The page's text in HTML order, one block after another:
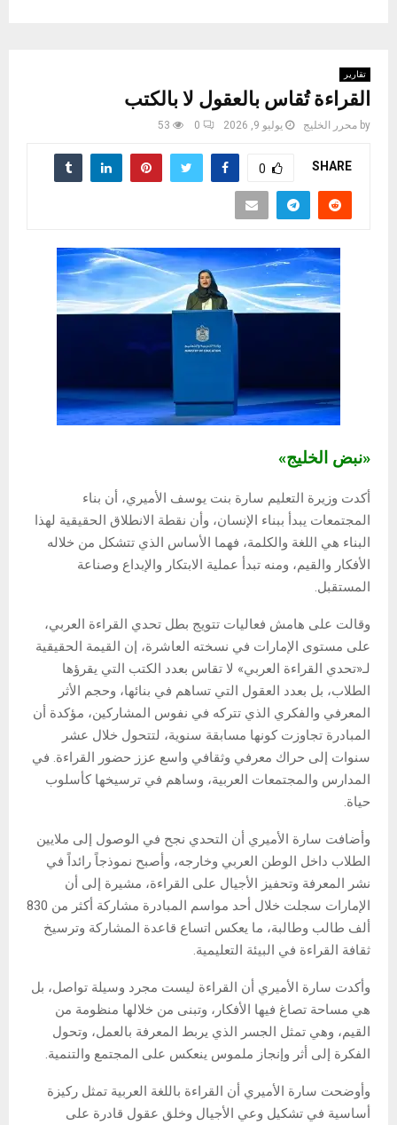
تقارير
القراءة تُقاس بالعقول لا بالكتب
by محرر الخليج يوليو 9, 2026 0
53
SHARE
0
«نبض الخليج»
أكدت وزيرة التعليم سارة بنت يوسف الأميري، أن بناء
المجتمعات يبدأ ببناء الإنسان، وأن نقطة الانطلاق الحقيقية لهذا
البناء هي اللغة والكلمة، فهما الأساس الذي تتشكل من خلاله
الأفكار والقيم، ومنه تبدأ عملية الابتكار والإبداع وصناعة
المستقبل.
وقالت على هامش فعاليات تتويج بطل تحدي القراءة العربي،
على مستوى الإمارات في نسخته العاشرة، إن القيمة الحقيقية
لـ«تحدي القراءة العربي» لا تقاس بعدد الكتب التي يقرؤها
الطلاب، بل بعدد العقول التي تساهم في بنائها، وحجم الأثر
المعرفي والفكري الذي تتركه في نفوس المشاركين، مؤكدة أن
المبادرة تجاوزت كونها مسابقة سنوية، لتتحول خلال عشر
سنوات إلى حراك معرفي وثقافي واسع عزز حضور القراءة. في
المدارس والمجتمعات العربية، وساهم في ترسيخها كأسلوب
حياة.
وأضافت سارة الأميري أن التحدي نجح في الوصول إلى ملايين
الطلاب داخل الوطن العربي وخارجه، وأصبح نموذجاً رائداً في
نشر المعرفة وتحفيز الأجيال على القراءة، مشيرة إلى أن
الإمارات سجلت خلال أحد مواسم المبادرة مشاركة أكثر من 830
ألف طالب وطالبة، ما يعكس اتساع قاعدة المشاركة وترسيخ
ثقافة القراءة في البيئة التعليمية.
وأكدت سارة الأميري أن القراءة ليست مجرد وسيلة تواصل، بل
هي مساحة تصاغ فيها الأفكار، وتبنى من خلالها منظومة من
القيم، وهي تمثل الجسر الذي يربط المعرفة بالعمل، وتحول
الفكرة إلى أثر وإنجاز ملموس ينعكس على المجتمع والتنمية.
وأوضحت سارة الأميري أن القراءة باللغة العربية تمثل ركيزة
أساسية في تشكيل وعي الأجيال وخلق عقول قادرة على